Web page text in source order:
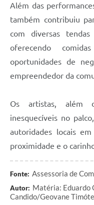
Além das
também contribuiu
com diversas
oferecendo
oportunidades de
empreendedor da
Os artistas, além
inesquecíveis no
autoridades locais
proximidade e o
Fonte: Assessoria de
Autor: Matéria: Eduardo
Candido/Geovane